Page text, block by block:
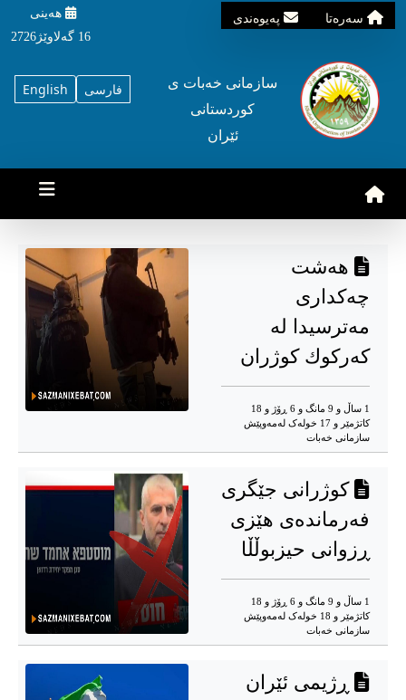
سه‌ره‌تا په‌یوه‌ندی
هه‌ینی
16 گه‌لاوێژ2726
English فارسی
سازمانی خه‌بات ی
کوردستانی
ئێران
هەشت
چەكداری
مەترسیدا لە
كەركوك كوژران
1 ساڵ و 9 مانگ و 6 ڕۆژ و 18
کاتژمێر و 17 خوله‌ک له‌مه‌وپێش‌
سازمانی خەبات
کوژرانی جێگری
فەرماندەی هێزی
ڕزوانی حیزبوڵڵا
1 ساڵ و 9 مانگ و 6 ڕۆژ و 18
کاتژمێر و 18 خوله‌ک له‌مه‌وپێش‌
سازمانی خەبات
ڕژیمی ئێران